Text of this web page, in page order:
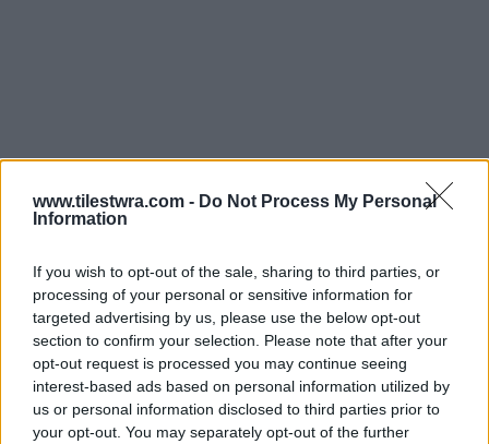
www.tilestwra.com - Do Not Process My Personal
Information
If you wish to opt-out of the sale, sharing to third parties, or
processing of your personal or sensitive information for
targeted advertising by us, please use the below opt-out
section to confirm your selection. Please note that after your
opt-out request is processed you may continue seeing
interest-based ads based on personal information utilized by
us or personal information disclosed to third parties prior to
your opt-out. You may separately opt-out of the further
Όπως λέει στο LamiaReport η ιδιοκτήτρια της
ψαροταβέρνας, περισσότερο τους ενοχλεί η
κοροϊδία παρά το ποσό των 58 ευρώ που ήταν